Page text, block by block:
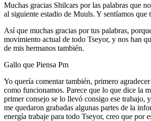
Muchas gracias Shilcars por las palabras que
al siguiente estadio de Muuls. Y sentíamos que
Así que muchas gracias por tus palabras,
movimiento actual de todo Tseyor, y nos han
de mis hermanos también.
Gallo que Piensa Pm
Yo quería comentar también, primero
como funcionamos. Parece que lo que dice la
primer consejo se lo llevó consigo ese trabajo,
me quedaron grabadas algunas partes de la
energía trabaje para todo Tseyor, creo que por